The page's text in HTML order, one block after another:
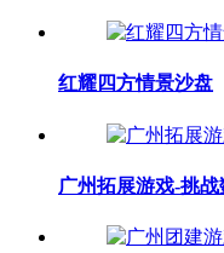
红耀四方情景沙盘
广州拓展游戏-挑